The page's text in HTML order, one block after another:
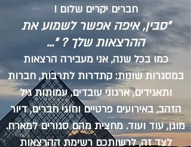
חברים יקרים שלום !
"סבין, איפה אפשר לשמוע את
ההרצאות שלך ? "...
כמו בכל שנה, אני מעבירה הרצאות
במסגרות שונות: קתדרות לתרבות, חברות
ותאגידים, ארגוני עובדים, עמותות גיל
הזהב, באירועים פרטיים וחוגי חברים, דיור
מוגן, עוד ועוד. מחצית מהם סגורים למארח.
לצד זה, לרשותכם רשימת ההרצאות